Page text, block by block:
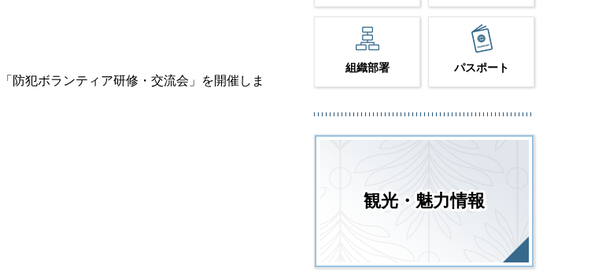
防犯ボランティア研修・交流会」を開催しま
組織部署 パスポート
観光・魅力情報